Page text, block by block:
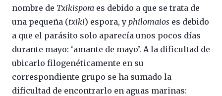
nombre de Txikispora es debido a que se trata de
una pequeña (txiki) espora, y philomaios es debido
a que el parásito solo aparecía unos pocos días
durante mayo: ‘amante de mayo’. A la dificultad de
ubicarlo filogenéticamente en su
correspondiente grupo se ha sumado la
dificultad de encontrarlo en aguas marinas: